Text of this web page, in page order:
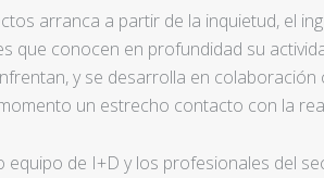
arranca a partir de la inquietud, el
que conocen en profundidad su
y se desarrolla en colaboración
un estrecho contacto con la
equipo de I+D y los profesionales del